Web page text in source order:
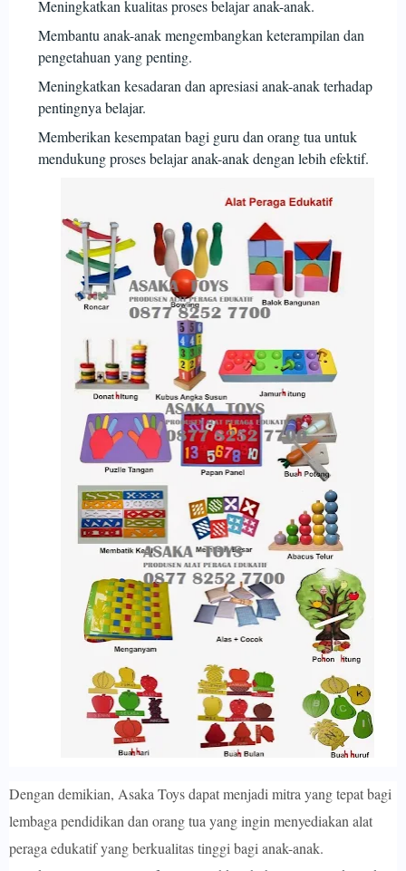
Meningkatkan kualitas proses belajar anak-anak.
Membantu anak-anak mengembangkan keterampilan dan
pengetahuan yang penting.
Meningkatkan kesadaran dan apresiasi anak-anak terhadap
pentingnya belajar.
Memberikan kesempatan bagi guru dan orang tua untuk
mendukung proses belajar anak-anak dengan lebih efektif.
Dengan demikian, Asaka Toys dapat menjadi mitra yang tepat bagi
lembaga pendidikan dan orang tua yang ingin menyediakan alat
peraga edukatif yang berkualitas tinggi bagi anak-anak.